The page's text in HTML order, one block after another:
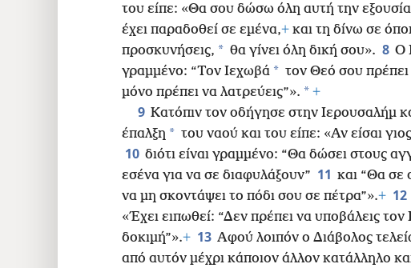
του είπε: «Θα σου δώσω όλη αυτή την εξουσία
έχει παραδοθεί σε εμένα,+ και τη δίνω σε
προσκυνήσεις, * θα γίνει όλη δική σου». 8 Ο
γραμμένο: “Τον Ιεχωβά * τον Θεό σου
μόνο πρέπει να λατρεύεις”». * +
9 Κατόπιν τον οδήγησε στην Ιερουσαλήμ
έπαλξη * του ναού και του είπε: «Αν είσαι
10 διότι είναι γραμμένο: “Θα δώσει στους
εσένα για να σε διαφυλάξουν” 11 και “Θα σε
να μη σκοντάψει το πόδι σου σε πέτρα”».+ 12
«Έχει ειπωθεί: “Δεν πρέπει να υποβάλεις τον
δοκιμή”».+ 13 Αφού λοιπόν ο Διάβολος
από αυτόν μέχρι κάποιον άλλον κατάλληλο